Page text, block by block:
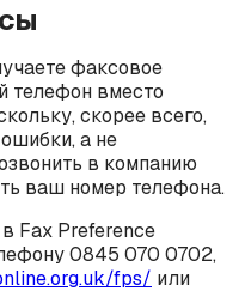
факсовое
телефон вместо
скорее всего,
а не
в компанию
ваш номер телефона.
Fax Preference
0845 070 0702,
fps/ или